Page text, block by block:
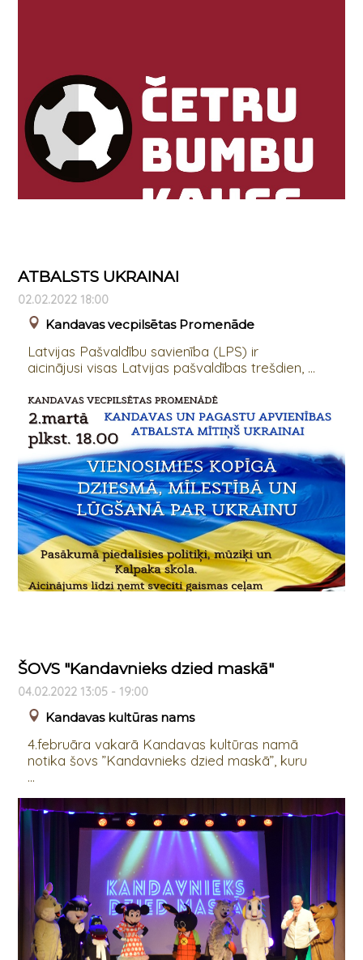
ATBALSTS UKRAINAI
02.02.2022 18:00
Kandavas vecpilsētas Promenāde
Latvijas Pašvaldību savienība (LPS) ir
aicinājusi visas Latvijas pašvaldības trešdien, ...
ŠOVS "Kandavnieks dzied maskā"
04.02.2022 13:05 - 19:00
Kandavas kultūras nams
4.februāra vakarā Kandavas kultūras namā
notika šovs ”Kandavnieks dzied maskā”, kuru
...